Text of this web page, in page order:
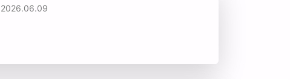
2026.06.09